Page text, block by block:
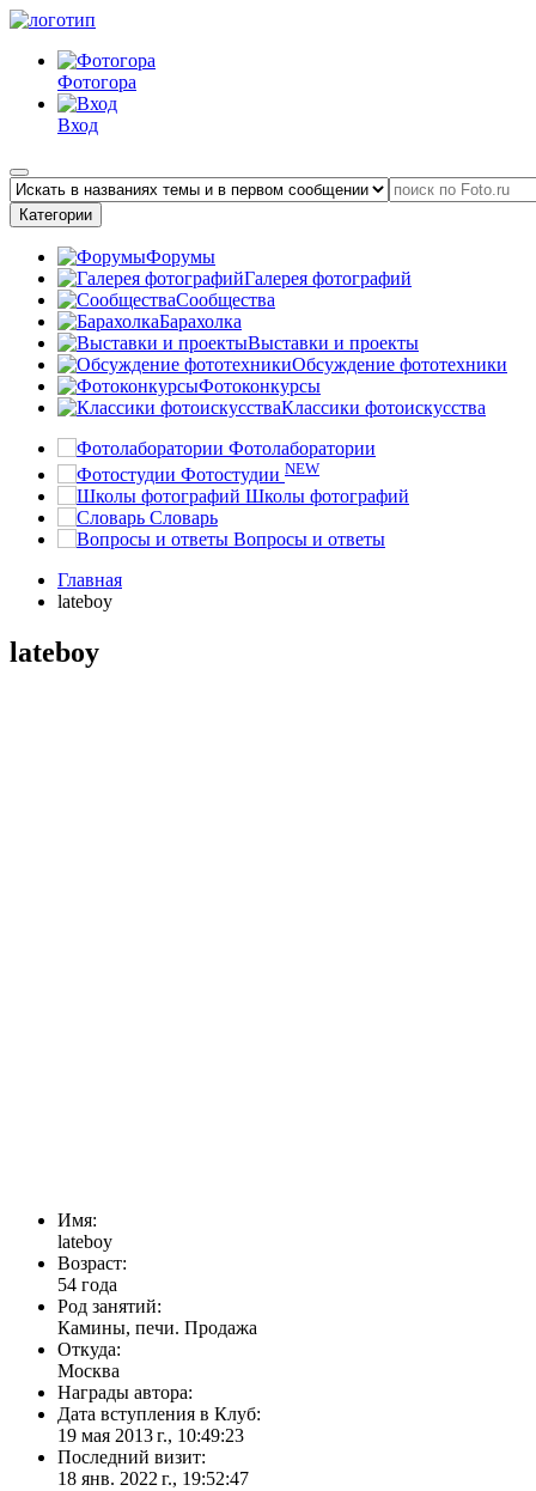
Фотогора
Вход
Категории
Форумы
Галерея фотографий
Сообщества
Барахолка
Выставки и проекты
Обсуждение фототехники
Фотоконкурсы
Классики фотоискусства
Фотолаборатории
Фотостудии NEW
Школы фотографий
Словарь
Вопросы и ответы
Главная
lateboy
lateboy
Имя:
lateboy
Возраст:
54 года
Род занятий:
Камины, печи. Продажа
Откуда:
Москва
Награды автора:
Дата вступления в Клуб:
19 мая 2013 г., 10:49:23
Последний визит:
18 янв. 2022 г., 19:52:47